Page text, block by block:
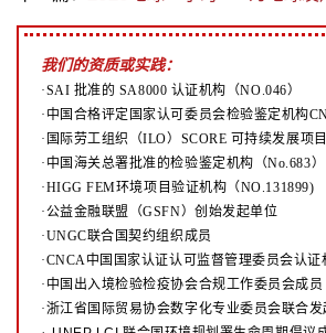
我们的资质或实践：
·SAI 批准的 SA8000 认证机构（NO.046）
·中国合格评定国家认可委员会检验鉴定机构
·国际劳工组织（ILO）SCORE 可持续发展项
·中国海关总署批准的检验鉴定机构（No.683）
·HIGG FEM环境项目验证机构（NO.131899)
·公益金融联盟（GSFN）创始发起单位
·UNGC联合国契约组织成员
·CNCA中国国家认证认可监督管理委员会认证
·中国出入境检验检疫协会合规工作委员会成员
·浙江省国际贸易协会数字化专业委员会联合